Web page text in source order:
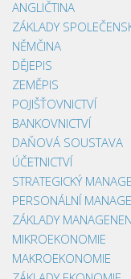
ANGLIČTINA
ZÁKLADY
NĚMČINA
DĚJEPIS
ZEMĚPIS
POJIŠŤOVNICTVÍ
BANKOVNICTVÍ
DAŇOVÁ SOUSTAVA
ÚČETNICTVÍ
STRATEGICKÝ
PERSONÁLNÍ
ZÁKLADY
MIKROEKONOMIE
MAKROEKONOMIE